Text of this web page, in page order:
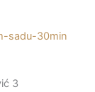
sadu-30min
3